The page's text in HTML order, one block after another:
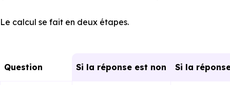
Le calcul se fait en deux étapes.
Question Si la réponse est non Si la